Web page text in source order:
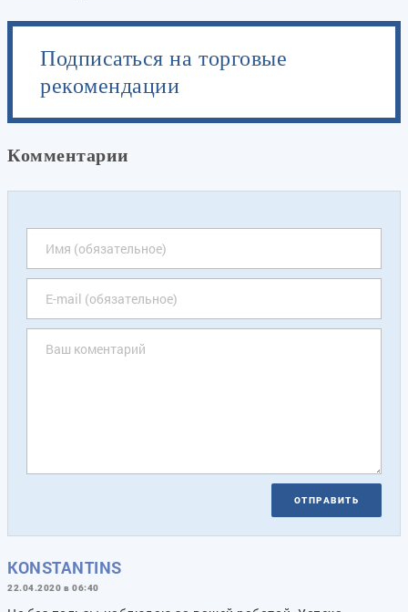
Подписаться на торговые
рекомендации
Комментарии
ОТПРАВИТЬ
KONSTANTINS
22.04.2020 в 06:40